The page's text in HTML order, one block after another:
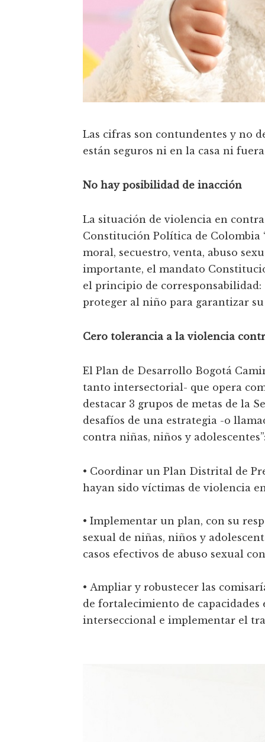
Las cifras son contundentes y no
están seguros ni en la casa ni
No hay posibilidad de inacción
La situación de violencia en
Constitución Política de Colombia
moral, secuestro, venta, abuso
importante, el mandato
el principio de
proteger al niño para garantizar
Cero tolerancia a la violencia
El Plan de Desarrollo Bogotá
tanto intersectorial- que opera
destacar 3 grupos de metas de la
desafíos de una estrategia -o
contra niñas, niños y
• Coordinar un Plan Distrital de
hayan sido víctimas de violencia
• Implementar un plan, con su
sexual de niñas, niños y
casos efectivos de abuso sexual
• Ampliar y robustecer las
de fortalecimiento de
interseccional e implementar el